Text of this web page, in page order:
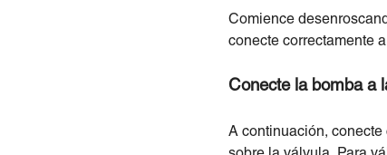
Comience
conecte correctamente
Conecte la bomba a
A continuación,